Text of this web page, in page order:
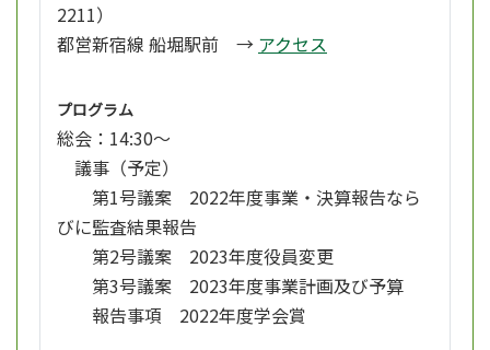
2211）
都営新宿線 船堀駅前 → アクセス
プログラム
総会：14:30～
議事（予定）
第1号議案 2022年度事業・決算報告なら
びに監査結果報告
第2号議案 2023年度役員変更
第3号議案 2023年度事業計画及び予算
報告事項 2022年度学会賞